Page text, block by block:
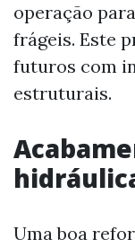
operação
frágeis. Este
futuros com
estruturais.
Uma boa